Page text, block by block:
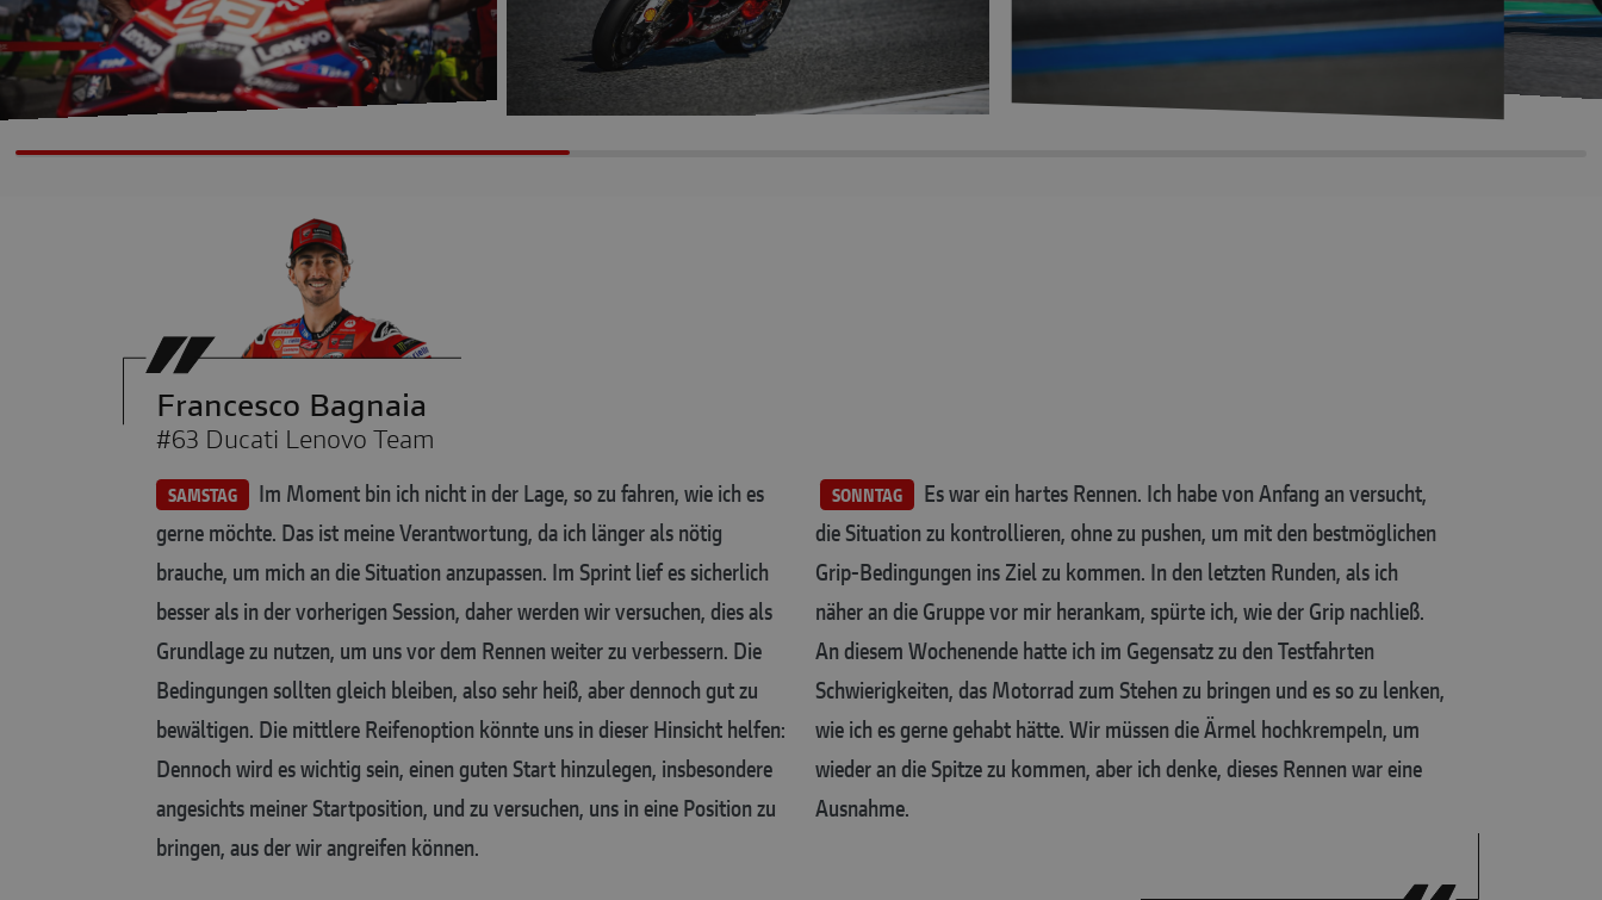
Francesco Bagnaia
#63 Ducati Lenovo Team
SAMSTAG Im Moment bin ich nicht in der Lage, so zu fahren, wie ich es
gerne möchte. Das ist meine Verantwortung, da ich länger als nötig
brauche, um mich an die Situation anzupassen. Im Sprint lief es sicherlich
besser als in der vorherigen Session, daher werden wir versuchen, dies als
Grundlage zu nutzen, um uns vor dem Rennen weiter zu verbessern. Die
Bedingungen sollten gleich bleiben, also sehr heiß, aber dennoch gut zu
bewältigen. Die mittlere Reifenoption könnte uns in dieser Hinsicht helfen:
Dennoch wird es wichtig sein, einen guten Start hinzulegen, insbesondere
angesichts meiner Startposition, und zu versuchen, uns in eine Position zu
bringen, aus der wir angreifen können.
SONNTAG Es war ein hartes Rennen. Ich habe von Anfang an versucht,
die Situation zu kontrollieren, ohne zu pushen, um mit den bestmöglichen
Grip-Bedingungen ins Ziel zu kommen. In den letzten Runden, als ich
näher an die Gruppe vor mir herankam, spürte ich, wie der Grip nachließ.
An diesem Wochenende hatte ich im Gegensatz zu den Testfahrten
Schwierigkeiten, das Motorrad zum Stehen zu bringen und es so zu lenken,
wie ich es gerne gehabt hätte. Wir müssen die Ärmel hochkrempeln, um
wieder an die Spitze zu kommen, aber ich denke, dieses Rennen war eine
Ausnahme.